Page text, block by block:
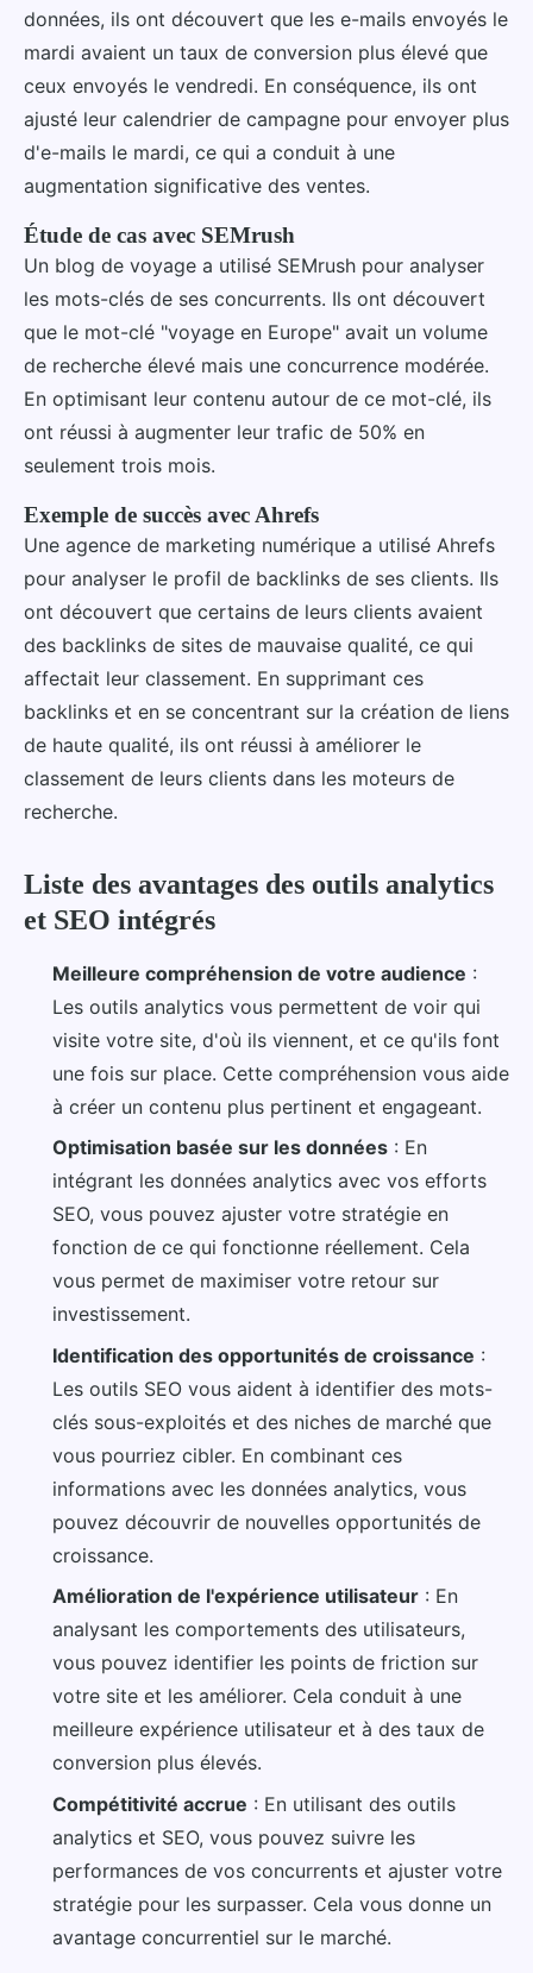
données, ils ont découvert que les e-mails envoyés le
mardi avaient un taux de conversion plus élevé que
ceux envoyés le vendredi. En conséquence, ils ont
ajusté leur calendrier de campagne pour envoyer plus
d'e-mails le mardi, ce qui a conduit à une
augmentation significative des ventes.
Étude de cas avec SEMrush
Un blog de voyage a utilisé SEMrush pour analyser
les mots-clés de ses concurrents. Ils ont découvert
que le mot-clé "voyage en Europe" avait un volume
de recherche élevé mais une concurrence modérée.
En optimisant leur contenu autour de ce mot-clé, ils
ont réussi à augmenter leur trafic de 50% en
seulement trois mois.
Exemple de succès avec Ahrefs
Une agence de marketing numérique a utilisé Ahrefs
pour analyser le profil de backlinks de ses clients. Ils
ont découvert que certains de leurs clients avaient
des backlinks de sites de mauvaise qualité, ce qui
affectait leur classement. En supprimant ces
backlinks et en se concentrant sur la création de liens
de haute qualité, ils ont réussi à améliorer le
classement de leurs clients dans les moteurs de
recherche.
Liste des avantages des outils analytics
et SEO intégrés
Meilleure compréhension de votre audience :
Les outils analytics vous permettent de voir qui
visite votre site, d'où ils viennent, et ce qu'ils font
une fois sur place. Cette compréhension vous aide
à créer un contenu plus pertinent et engageant.
Optimisation basée sur les données : En
intégrant les données analytics avec vos efforts
SEO, vous pouvez ajuster votre stratégie en
fonction de ce qui fonctionne réellement. Cela
vous permet de maximiser votre retour sur
investissement.
Identification des opportunités de croissance :
Les outils SEO vous aident à identifier des mots-
clés sous-exploités et des niches de marché que
vous pourriez cibler. En combinant ces
informations avec les données analytics, vous
pouvez découvrir de nouvelles opportunités de
croissance.
Amélioration de l'expérience utilisateur : En
analysant les comportements des utilisateurs,
vous pouvez identifier les points de friction sur
votre site et les améliorer. Cela conduit à une
meilleure expérience utilisateur et à des taux de
conversion plus élevés.
Compétitivité accrue : En utilisant des outils
analytics et SEO, vous pouvez suivre les
performances de vos concurrents et ajuster votre
stratégie pour les surpasser. Cela vous donne un
avantage concurrentiel sur le marché.